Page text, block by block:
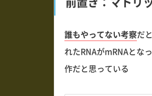
誰もやってない考察だ
れたRNAがmRNAとな
作だと思っている